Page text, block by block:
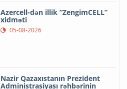
Azercell-dən illik “ZengimCELL”
xidməti
05-08-2026
Nazir Qazaxıstanın Prezident
Administrasiyası rəhbərinin